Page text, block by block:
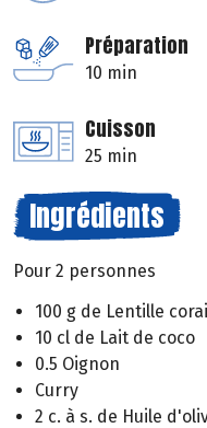
Préparation
10 min
Cuisson
25 min
Ingrédients
Pour 2 personnes
100 g de Lentille
10 cl de Lait de coco
0.5 Oignon
Curry
2 c. à s. de Huile